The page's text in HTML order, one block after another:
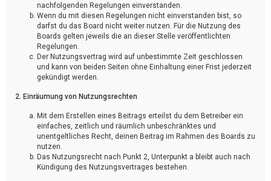
nachfolgenden Regelungen einverstanden.
Wenn du mit diesen Regelungen nicht einverstanden bist, so
darfst du das Board nicht weiter nutzen. Für die Nutzung des
Boards gelten jeweils die an dieser Stelle veröffentlichten
Regelungen.
Der Nutzungsvertrag wird auf unbestimmte Zeit geschlossen
und kann von beiden Seiten ohne Einhaltung einer Frist jederzeit
gekündigt werden.
2. Einräumung von Nutzungsrechten
Mit dem Erstellen eines Beitrags erteilst du dem Betreiber ein
einfaches, zeitlich und räumlich unbeschränktes und
unentgeltliches Recht, deinen Beitrag im Rahmen des Boards zu
nutzen.
Das Nutzungsrecht nach Punkt 2, Unterpunkt a bleibt auch nach
Kündigung des Nutzungsvertrages bestehen.